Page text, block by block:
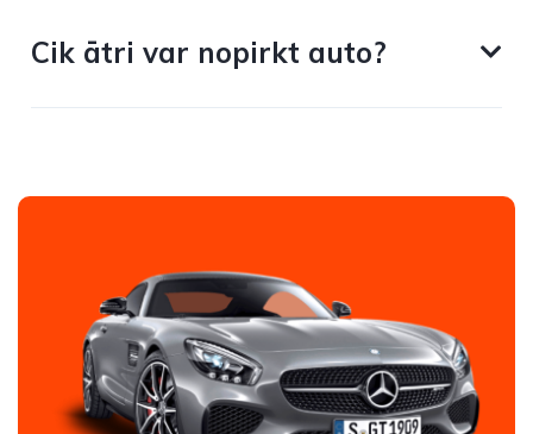
Cik ātri var nopirkt auto?